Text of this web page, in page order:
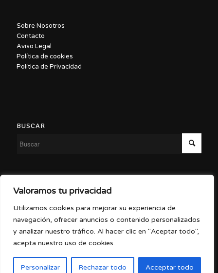
Valoramos tu privacidad
Utilizamos cookies para mejorar su experiencia de
navegación, ofrecer anuncios o contenido personalizados
y analizar nuestro tráfico. Al hacer clic en "Aceptar todo",
acepta nuestro uso de cookies.
Personalizar Rechazar todo Acceptar todo
Sobre Nosotros
Contacto
Aviso Legal
Política de cookies
Política de Privacidad
BUSCAR